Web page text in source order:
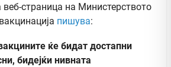
страница на Министерството
пишува:
ќе бидат достапни
бидејќи нивната